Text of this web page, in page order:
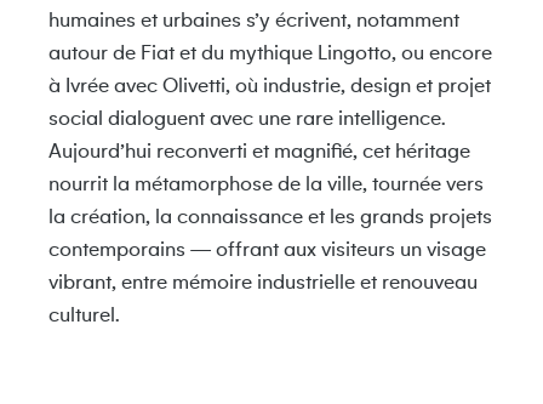
humaines et urbaines s’y écrivent, notamment
autour de Fiat et du mythique Lingotto, ou encore
à Ivrée avec Olivetti, où industrie, design et projet
social dialoguent avec une rare intelligence.
Aujourd’hui reconverti et magnifié, cet héritage
nourrit la métamorphose de la ville, tournée vers
la création, la connaissance et les grands projets
contemporains — offrant aux visiteurs un visage
vibrant, entre mémoire industrielle et renouveau
culturel.